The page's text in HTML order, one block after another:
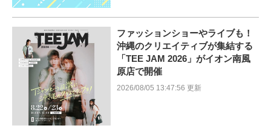
ファッションショーやライブも！
沖縄のクリエイティブが集結する
「TEE JAM 2026」がイオン南風
原店で開催
2026/08/05 13:47:56 更新